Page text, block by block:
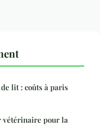
lit : coûts à paris
vétérinaire pour la